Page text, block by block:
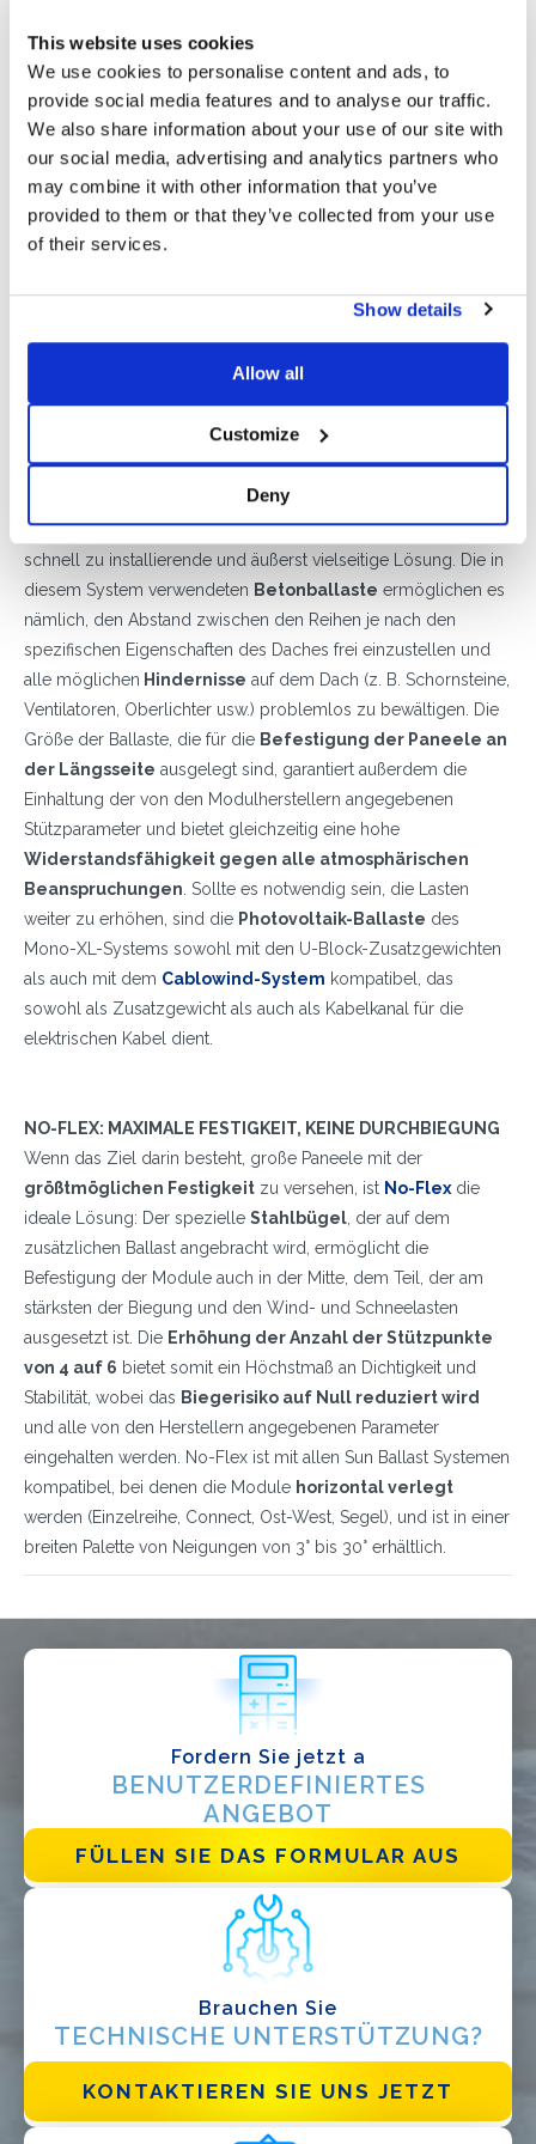
This website uses cookies
We use cookies to personalise content and ads, to
provide social media features and to analyse our traffic.
We also share information about your use of our site with
our social media, advertising and analytics partners who
may combine it with other information that you’ve
provided to them or that they’ve collected from your use
of their services.
Show details
Allow all
Customize
Deny
gemanagt und die Effizienzder Paneele
Die besonderen Merkmale des Industrial-XL-Systems bieten
somit ein perfektesGleichgewicht zwischen Kosten,
Belastung und Sicherheit, optimieren die
Ausführungskosten und sorgen dafür, dass PV-Anlagen –
insbesondere solche, die auf großen
Industriegebäuden
genießen, selbst wenn Paneele mit einerLänge von mehr als
MONO-XL: EINFACH, SOLIDE UND MODULAR
Die Sun Ballast-Produktpalette für Photovoltaikanlagen umfasst
zahlreiche Modelle, die für große Module geeignet sind. Das
zwei Versionen von 5° und 10°
erhältlich ist, bietet Planern und Installateuren eine einfache,
schnell zu installierende und äußerst vielseitige Lösung. Die in
diesem System verwendeten Betonballaste ermöglichen es
nämlich, den Abstand zwischen den Reihen je nach den
spezifischen Eigenschaften des Daches frei einzustellen und
alle möglichen Hindernisse auf dem Dach (z. B. Schornsteine,
Ventilatoren, Oberlichter usw.) problemlos zu bewältigen. Die
Größe der Ballaste, die für die Befestigung der Paneele an
der Längsseite ausgelegt sind, garantiert außerdem die
Einhaltung der von den Modulherstellern angegebenen
Stützparameter und bietet gleichzeitig eine hohe
Widerstandsfähigkeit gegen alle atmosphärischen
Beanspruchungen . Sollte es notwendig sein, die Lasten
weiter zu erhöhen, sind die Photovoltaik-Ballaste des
Mono-XL-Systems sowohl mit den U-Block-Zusatzgewichten
als auch mit dem Cablowind-System kompatibel, das
sowohl als Zusatzgewicht als auch als Kabelkanal für die
elektrischen Kabel dient.
NO-FLEX: MAXIMALE FESTIGKEIT, KEINE DURCHBIEGUNG
Wenn das Ziel darin besteht, große Paneele mit der
größtmöglichen Festigkeit zu versehen, ist No-Flex die
ideale Lösung: Der spezielle Stahlbügel , der auf dem
zusätzlichen Ballast angebracht wird, ermöglicht die
Befestigung der Module auch in der Mitte, dem Teil, der am
stärksten der Biegung und den Wind- und Schneelasten
ausgesetzt ist. Die Erhöhung der Anzahl der Stützpunkte
von 4 auf 6 bietet somit ein Höchstmaß an Dichtigkeit und
Stabilität, wobei das Biegerisiko auf Null reduziert wird
und alle von den Herstellern angegebenen Parameter
eingehalten werden. No-Flex ist mit allen Sun Ballast Systemen
kompatibel, bei denen die Module horizontal verlegt
werden (Einzelreihe, Connect, Ost-West, Segel), und ist in einer
breiten Palette von Neigungen von 3° bis 30° erhältlich.
Fordern Sie jetzt a
BENUTZERDEFINIERTES
ANGEBOT
FÜLLEN SIE DAS FORMULAR AUS
Brauchen Sie
TECHNISCHE UNTERSTÜTZUNG?
KONTAKTIEREN SIE UNS JETZT
EPC
Verteiler